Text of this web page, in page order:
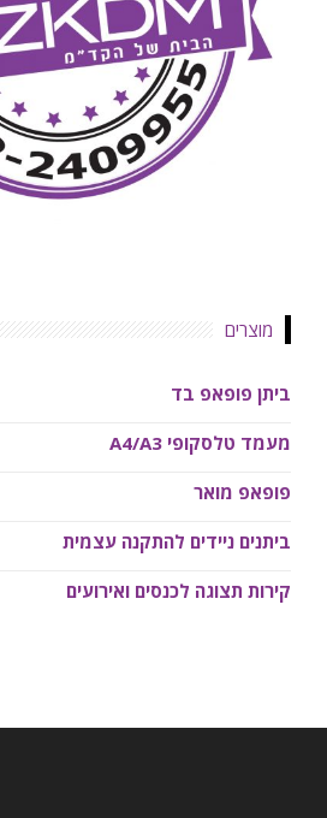
מוצרים
ביתן פופאפ בד
מעמד טלסקופי A4/A3
פופאפ מואר
ביתנים ניידים להתקנה עצמית
קירות תצוגה לכנסים ואירועים